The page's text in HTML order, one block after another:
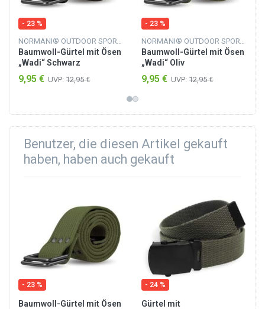
- 23 %
NORMANI® OUTDOOR SPORTS
Baumwoll-Gürtel mit Ösen
„Wadi“ Schwarz
9,95 € UVP: 12,95 €
- 23 %
NORMANI® OUTDOOR SPORTS
Baumwoll-Gürtel mit Ösen
„Wadi“ Oliv
9,95 € UVP: 12,95 €
Benutzer, die diesen Artikel gekauft
haben, haben auch gekauft
- 23 %
Baumwoll-Gürtel mit Ösen
- 24 %
Gürtel mit